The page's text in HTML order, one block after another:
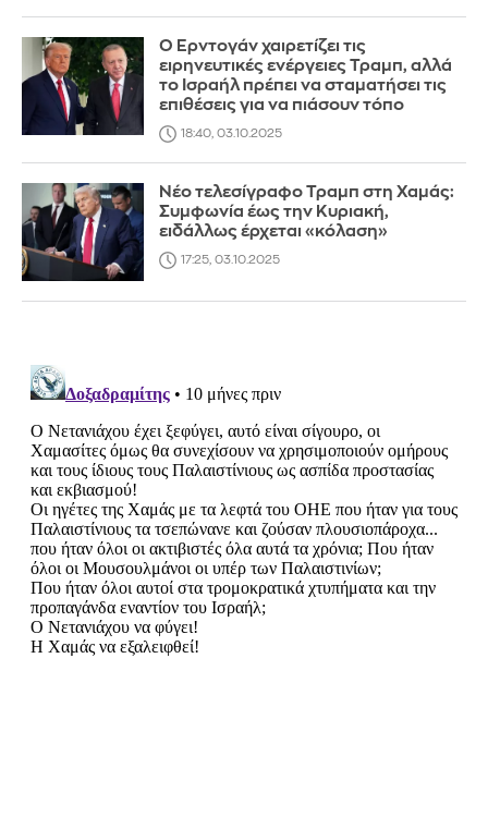
Ο Ερντογάν χαιρετίζει τις
ειρηνευτικές ενέργειες Τραμπ, αλλά
το Ισραήλ πρέπει να σταματήσει τις
επιθέσεις για να πιάσουν τόπο
18:40, 03.10.2025
Νέο τελεσίγραφο Τραμπ στη Χαμάς:
Συμφωνία έως την Κυριακή,
ειδάλλως έρχεται «κόλαση»
17:25, 03.10.2025